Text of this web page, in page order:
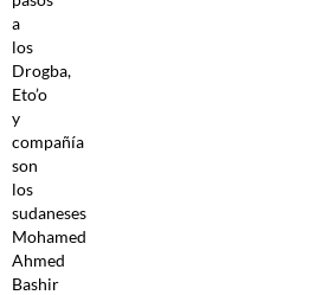
a
los
Drogba,
Eto’o
y
compañía
son
los
sudaneses
Mohamed
Ahmed
Bashir